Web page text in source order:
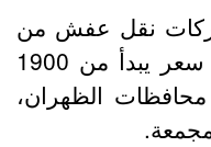
نقل عفش من
الظهران الى المجمعة لديها سعر يبدأ من 1900
الظهران،